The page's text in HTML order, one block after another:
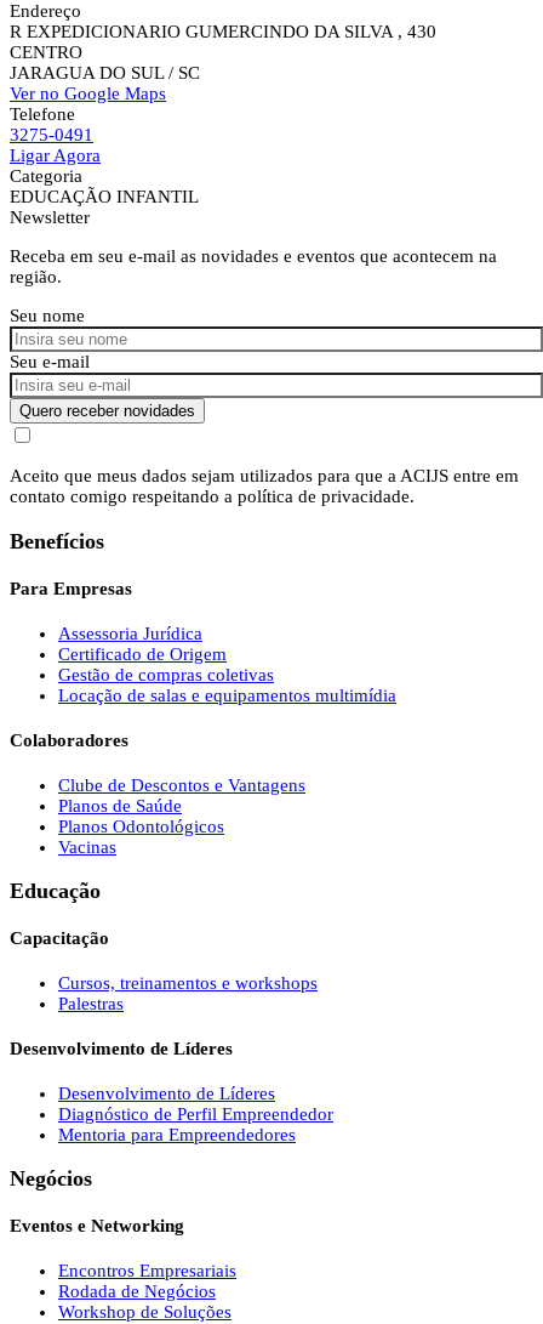
Endereço
R EXPEDICIONARIO GUMERCINDO DA SILVA , 430
CENTRO
JARAGUA DO SUL / SC
Ver no Google Maps
Telefone
3275-0491
Ligar Agora
Categoria
EDUCAÇÃO INFANTIL
Newsletter
Receba em seu e-mail as novidades e eventos que acontecem na
região.
Seu nome
Seu e-mail
Quero receber novidades
Aceito que meus dados sejam utilizados para que a ACIJS entre em
contato comigo respeitando a política de privacidade.
Benefícios
Para Empresas
Assessoria Jurídica
Certificado de Origem
Gestão de compras coletivas
Locação de salas e equipamentos multimídia
Colaboradores
Clube de Descontos e Vantagens
Planos de Saúde
Planos Odontológicos
Vacinas
Educação
Capacitação
Cursos, treinamentos e workshops
Palestras
Desenvolvimento de Líderes
Desenvolvimento de Líderes
Diagnóstico de Perfil Empreendedor
Mentoria para Empreendedores
Negócios
Eventos e Networking
Encontros Empresariais
Rodada de Negócios
Workshop de Soluções